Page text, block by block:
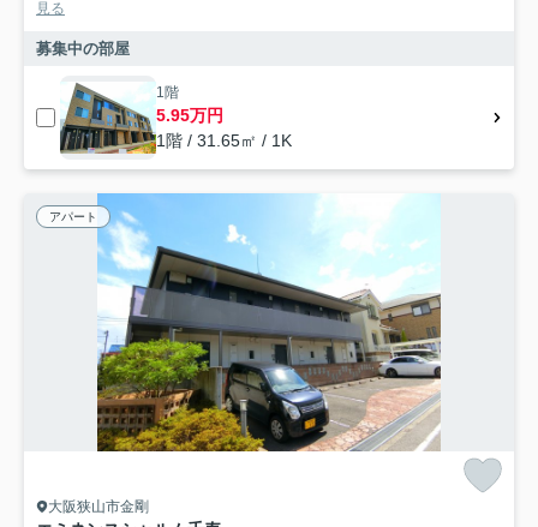
見る
募集中の部屋
1階
5.95万円
1階 / 31.65㎡ / 1K
アパート
大阪狭山市金剛